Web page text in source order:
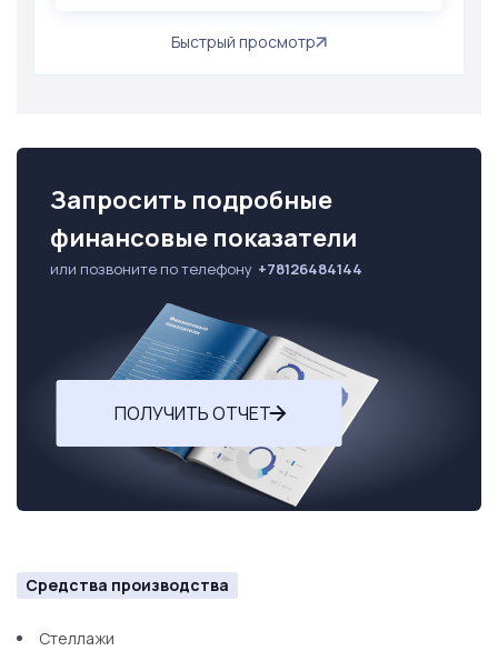
Быстрый просмотр
Запросить подробные
финансовые показатели
или позвоните по телефону +78126484144
ПОЛУЧИТЬ ОТЧЕТ
Средства производства
Стеллажи